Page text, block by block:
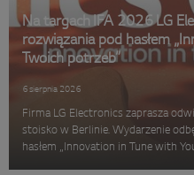
Na targach IFA 2026 LG
rozwiązania pod hasłem
Twoich potrzeb”
6 sierpnia 2026
Firma LG Electronics zaprasza
stoisko w Berlinie. Wydarzenie
hasłem „Innovation in Tune with